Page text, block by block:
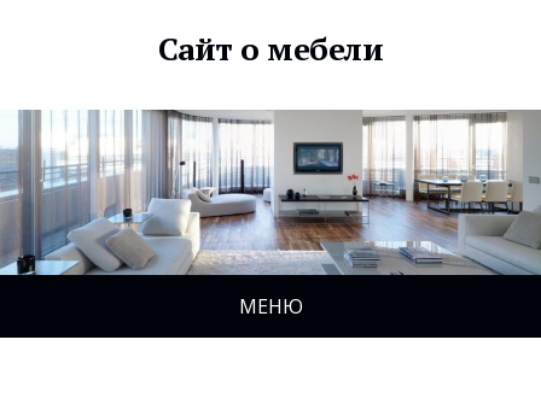
Сайт о мебели
МЕНЮ